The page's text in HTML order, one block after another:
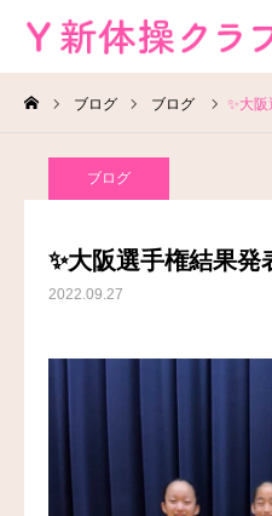
ブログ ブログ ✨大
ブログ
✨大阪選手権結果発
2022.09.27
無料体験
HOME
よくある質問